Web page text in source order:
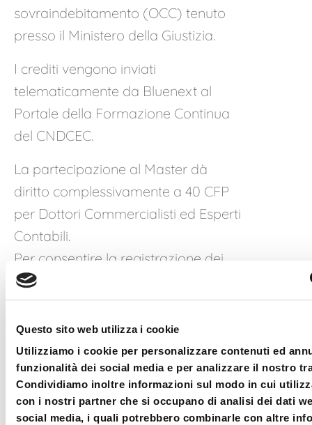
Questo sito web utilizza i cookie
Utilizziamo i cookie per personalizzare contenuti ed
funzionalità dei social media e per analizzare il nostro
Condividiamo inoltre informazioni sul modo in cui
con i nostri partner che si occupano di analisi dei dati
social media, i quali potrebbero combinarle con altre
sovraindebitamento (OCC) tenuto
presso il Ministero della Giustizia.
I crediti vengono inviati
telematicamente da Bluenext al
Portale della Formazione Continua
del CNDCEC.
La partecipazione al Master dà
diritto complessivamente a 40 CFP
per Dottori Commercialisti ed Esperti
Contabili.
Per consentire la registrazione dei
crediti formativi maturati, la
piattaforma certificata verificherà
per ciascun partecipante l’effettivo
collegamento per almeno 60 minuti.
(I crediti formativi saranno attribuiti
sulla base del principio 1 ora di
partecipazione = 1 credito).